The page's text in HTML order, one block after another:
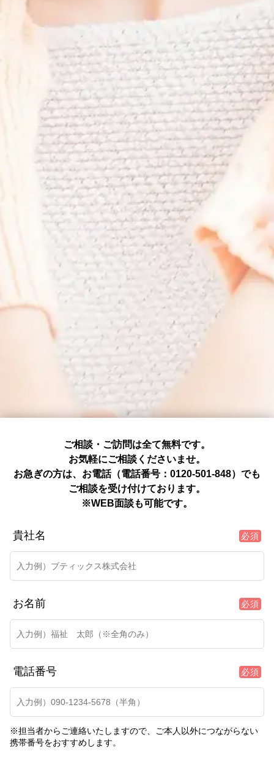
ご相談・ご訪問は全て無料です。
お気軽にご相談くださいませ。
お急ぎの方は、お電話（電話番号：0120-501-848）でも
ご相談を受け付けております。
※WEB面談も可能です。
貴社名 必須
お名前 必須
電話番号 必須
※担当者からご連絡いたしますので、ご本人以外につながらない
携帯番号をおすすめします。